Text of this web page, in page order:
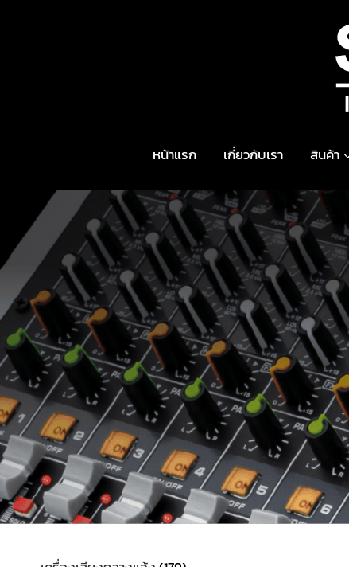
หน้าแรก เกี่ยวกับเรา สินค้า